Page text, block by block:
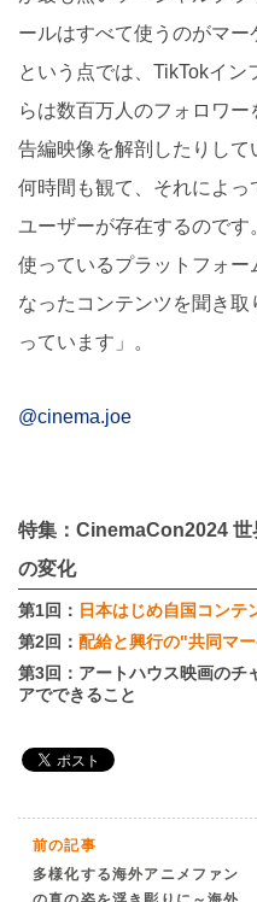
ールはすべて使うのがマ
という点では、TikTokイ
らは数百万人のフォロワ
告編映像を解剖したりし
何時間も観て、それによ
ユーザーが存在するので
使っているプラットフォー
なったコンテンツを聞き
っています」。
@cinema.joe
特集：CinemaCon2024
の変化
第1回： 日本はじめ自国コンテ
第2回： 配給と興行の"共同マ
第3回：アートハウス映画のチ
アでできること
前の記事
多様化する海外アニメファン